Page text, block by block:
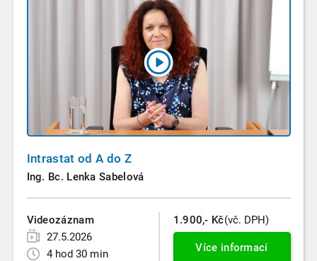
Intrastat od A do Z
Ing. Bc. Lenka Sabelová
Videozáznam
27.5.2026
4 hod 30 min
1.900,- Kč(vč. DPH)
Více informací